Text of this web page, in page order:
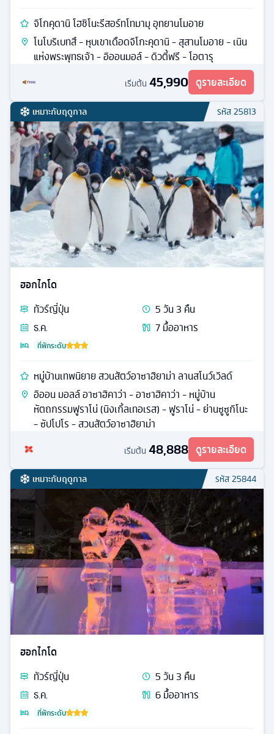
จิโกคุดานิ โฮชิโนะรีสอร์ทโทมามุ อุทยานโมอาย
โนโบริเบทสึ - หุบเขาเดือดจิโกะคุดานิ - สุสานโมอาย - เนิน
แห่งพระพุทธเจ้า - อิออนมอล์ - ดิวตี้ฟรี - โอตารุ
เริ่มต้น 45,990 ดูรายละเอียด
เหมาะกับฤดูกาล รหัส25813
ฮอกไกโด
ทัวร์ญี่ปุ่น 5วัน3 คืน
ธ.ค.
7มื้ออาหาร
ที่พักระดับ
หมู่บ้านเทพนิยาย สวนสัตว์อาซาฮิยาม่า ลานสโนว์เวิลด์
อิออน มอลล์ อาซาฮิคาว่า - อาซาฮิคาว่า - หมู่บ้าน
หัตถกรรมฟูราโน่ (นิงเกิ้ลเทอเรส) - ฟูราโน่ - ย่านซูซูกิโนะ
- ซัปโปโร - สวนสัตว์อาซาฮิยาม่า
เริ่มต้น 48,888 ดูรายละเอียด
เหมาะกับฤดูกาล รหัส25844
ฮอกไกโด
ทัวร์ญี่ปุ่น 5วัน3 คืน
ธ.ค.
6มื้ออาหาร
ที่พักระดับ